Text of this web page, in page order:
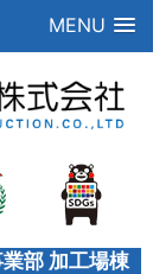
MENU
部 加工場棟